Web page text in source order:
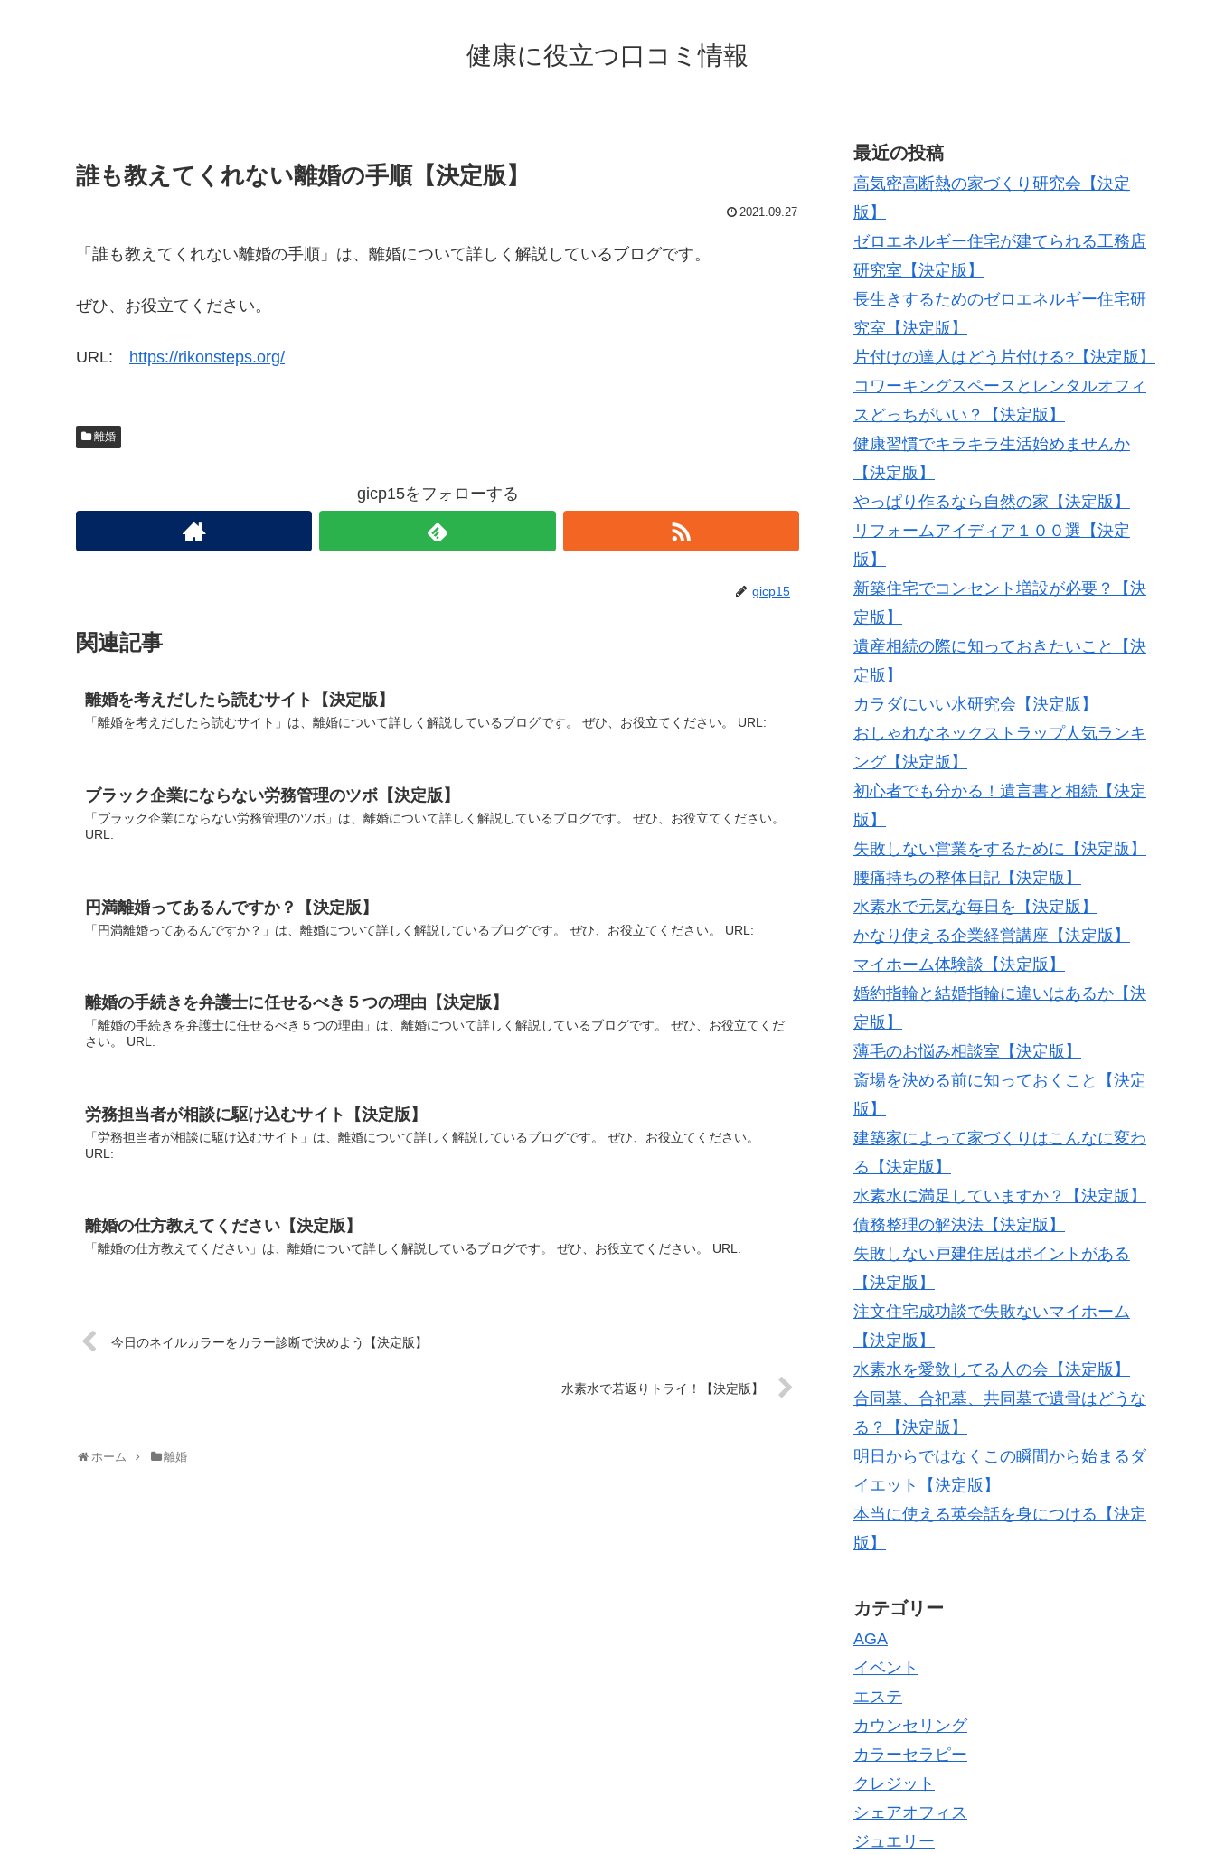
健康に役立つ口コミ情報
誰も教えてくれない離婚の手順【決定版】
2021.09.27
「誰も教えてくれない離婚の手順」は、離婚について詳しく解説しているブログです。
ぜひ、お役立てください。
URL: https://rikonsteps.org/
離婚
gicp15をフォローする
gicp15
関連記事
離婚を考えだしたら読むサイト【決定版】
「離婚を考えだしたら読むサイト」は、離婚について詳しく解説しているブログです。 ぜひ、お役立てください。 URL:
ブラック企業にならない労務管理のツボ【決定版】
「ブラック企業にならない労務管理のツボ」は、離婚について詳しく解説しているブログです。 ぜひ、お役立てください。
URL:
円満離婚ってあるんですか？【決定版】
「円満離婚ってあるんですか？」は、離婚について詳しく解説しているブログです。 ぜひ、お役立てください。 URL:
離婚の手続きを弁護士に任せるべき５つの理由【決定版】
「離婚の手続きを弁護士に任せるべき５つの理由」は、離婚について詳しく解説しているブログです。 ぜひ、お役立てくだ
さい。 URL:
労務担当者が相談に駆け込むサイト【決定版】
「労務担当者が相談に駆け込むサイト」は、離婚について詳しく解説しているブログです。 ぜひ、お役立てください。
URL:
離婚の仕方教えてください【決定版】
「離婚の仕方教えてください」は、離婚について詳しく解説しているブログです。 ぜひ、お役立てください。 URL:
今日のネイルカラーをカラー診断で決めよう【決定版】
水素水で若返りトライ！【決定版】
ホーム 離婚
最近の投稿
高気密高断熱の家づくり研究会【決定
版】
ゼロエネルギー住宅が建てられる工務店
研究室【決定版】
長生きするためのゼロエネルギー住宅研
究室【決定版】
片付けの達人はどう片付ける?【決定版】
コワーキングスペースとレンタルオフィ
スどっちがいい？【決定版】
健康習慣でキラキラ生活始めませんか
【決定版】
やっぱり作るなら自然の家【決定版】
リフォームアイディア１００選【決定
版】
新築住宅でコンセント増設が必要？【決
定版】
遺産相続の際に知っておきたいこと【決
定版】
カラダにいい水研究会【決定版】
おしゃれなネックストラップ人気ランキ
ング【決定版】
初心者でも分かる！遺言書と相続【決定
版】
失敗しない営業をするために【決定版】
腰痛持ちの整体日記【決定版】
水素水で元気な毎日を【決定版】
かなり使える企業経営講座【決定版】
マイホーム体験談【決定版】
婚約指輪と結婚指輪に違いはあるか【決
定版】
薄毛のお悩み相談室【決定版】
斎場を決める前に知っておくこと【決定
版】
建築家によって家づくりはこんなに変わ
る【決定版】
水素水に満足していますか？【決定版】
債務整理の解決法【決定版】
失敗しない戸建住居はポイントがある
【決定版】
注文住宅成功談で失敗ないマイホーム
【決定版】
水素水を愛飲してる人の会【決定版】
合同墓、合祀墓、共同墓で遺骨はどうな
る？【決定版】
明日からではなくこの瞬間から始まるダ
イエット【決定版】
本当に使える英会話を身につける【決定
版】
カテゴリー
AGA
イベント
エステ
カウンセリング
カラーセラピー
クレジット
シェアオフィス
ジュエリー